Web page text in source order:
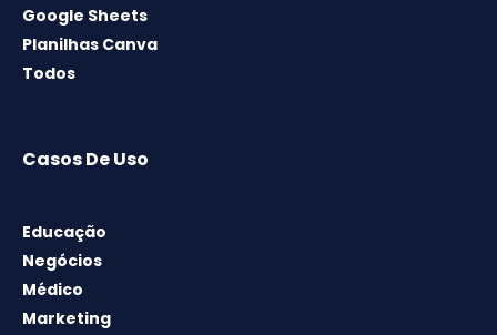
Google Sheets
Planilhas Canva
Todos
Casos De Uso
Educação
Negócios
Médico
Marketing